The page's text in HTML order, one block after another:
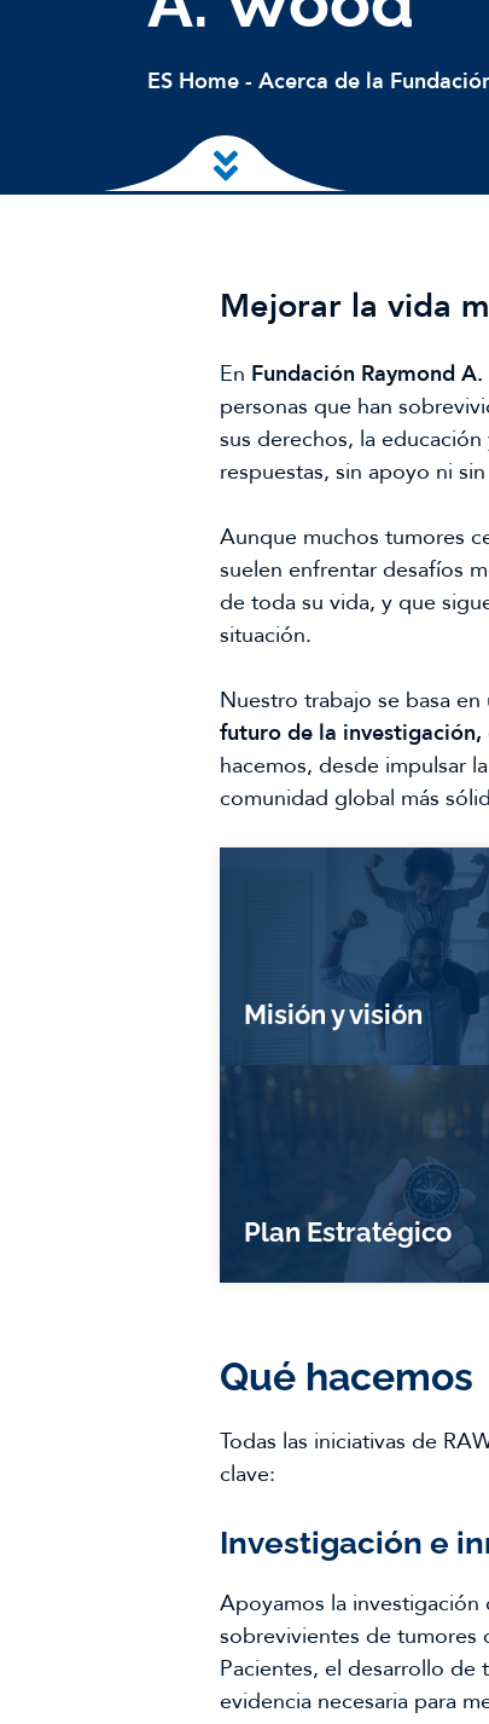
ES Home - Acerca de la
Ir al contenido principal
Mejorar la vida
En Fundación Raymond
personas que han
sus derechos, la
respuestas, sin apoyo ni
Aunque muchos tumores
suelen enfrentar desafíos
de toda su vida, y que
situación.
Nuestro trabajo se basa
futuro de la
hacemos, desde impulsar
comunidad global más
Misión y visión
Plan Estratégico
Qué hacemos
Todas las iniciativas de
clave:
Investigación e
Apoyamos la
sobrevivientes de tumores
Pacientes, el desarrollo
evidencia necesaria para